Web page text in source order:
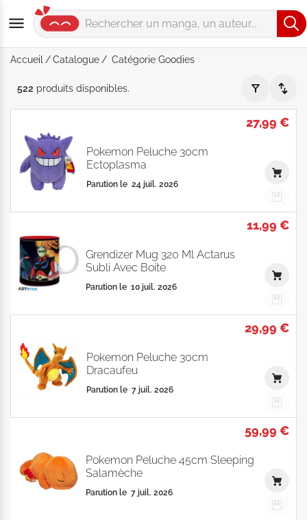
Accueil Catalogue Catégorie Goodies
Catégorie "Goodies" - Par Date de parution - Catalogue
522 produits disponibles.
27,99 €
Pokemon Peluche 30cm
Ectoplasma
Parution le 24 juil. 2026
11,99 €
Grendizer Mug 320 Ml Actarus
Subli Avec Boite
Parution le 10 juil. 2026
29,99 €
Pokemon Peluche 30cm
Dracaufeu
Parution le 7 juil. 2026
59,99 €
Pokemon Peluche 45cm Sleeping
Salamèche
Parution le 7 juil. 2026